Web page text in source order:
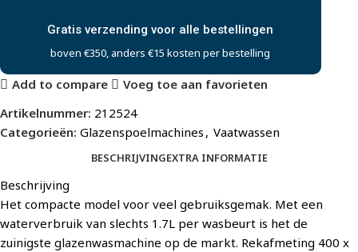
Gratis verzending voor alle bestellingen
boven €350, anders €15 kosten per bestelling
Add to compare
Voeg toe aan favorieten
Artikelnummer: 212524
Categorieën: Glazenspoelmachines , Vaatwassen
BESCHRIJVINGEXTRA INFORMATIE
Beschrijving
Het compacte model voor veel gebruiksgemak. Met een
waterverbruik van slechts 1.7L per wasbeurt is het de
zuinigste glazenwasmachine op de markt. Rekafmeting 400 x